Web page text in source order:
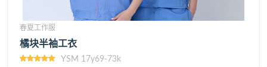
春夏工作服
橘块半袖工衣
YSM 17y69-73k